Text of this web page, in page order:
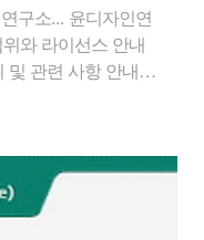
구소... 윤디자인연
와 라이선스 안내
및 관련 사항 안내 -
더 외부적인(?) 범
베디드)하에서도
세하게 사용 범위